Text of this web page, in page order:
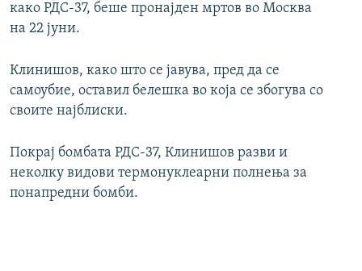
како РДС-37, беше пронајден мртов во Москва
на 22 јуни.
Клинишов, како што се јавува, пред да се
самоубие, оставил белешка во која се збогува со
своите најблиски.
Покрај бомбата РДС-37, Клинишов разви и
неколку видови термонуклеарни полнења за
понапредни бомби.